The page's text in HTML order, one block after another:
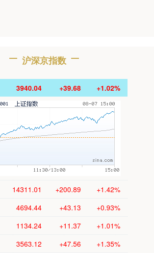
沪深京指数
3940.04 +39.68 +1.02%
14311.01 +200.89 +1.42%
4694.44 +43.13 +0.93%
1134.24 +11.37 +1.01%
3563.12 +47.56 +1.35%